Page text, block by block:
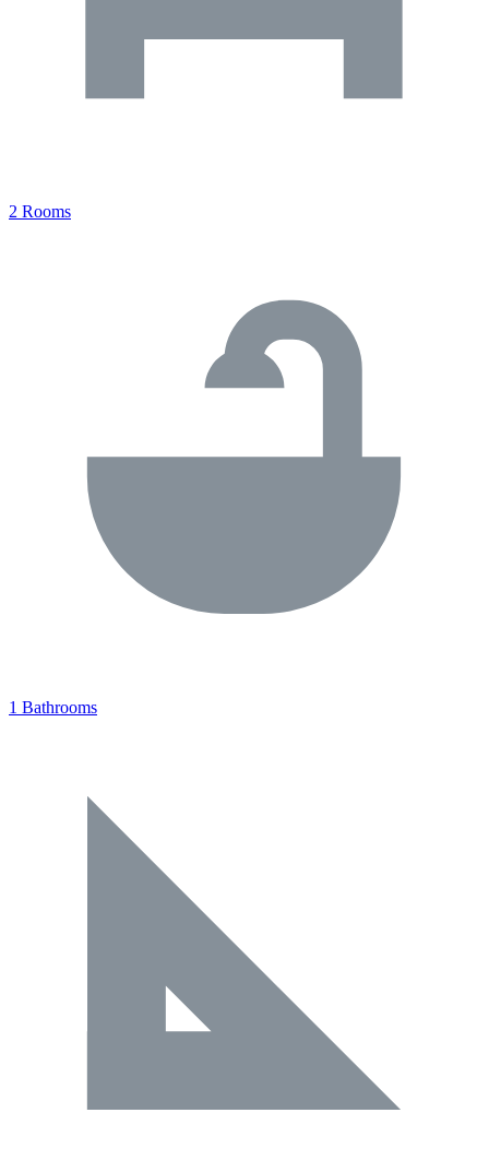
2 Rooms
1 Bathrooms